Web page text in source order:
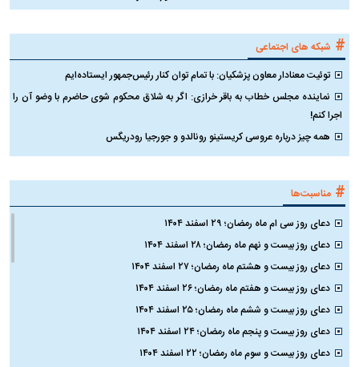
# شبکه های اجتماعی
توئیت معنادار معاون پزشکیان: با تمام توان کنار رئیس‌جمهور ایستاده‌ایم
نماینده مجلس خطاب به باقر خرازی: اگر به شلاق محکوم شوی حاضرم با وضو آن را
اجرا کنم!
همه چیز درباره عروسی کریستینو رونالدو و جورجیا رودریگس
# مناسبت‌ها
دعای روز سی ام ماه رمضان؛ ۲۹ اسفند ۱۴۰۴
دعای روز بیست و نهم ماه رمضان؛ ۲۸ اسفند ۱۴۰۴
دعای روز بیست و هشتم ماه رمضان؛ ۲۷ اسفند ۱۴۰۴
دعای روز بیست و هفتم ماه رمضان؛ ۲۶ اسفند ۱۴۰۴
دعای روز بیست و ششم ماه رمضان؛ ۲۵ اسفند ۱۴۰۴
دعای روز بیست و پنجم ماه رمضان؛ ۲۴ اسفند ۱۴۰۴
دعای روز بیست و سوم ماه رمضان؛ ۲۲ اسفند ۱۴۰۴